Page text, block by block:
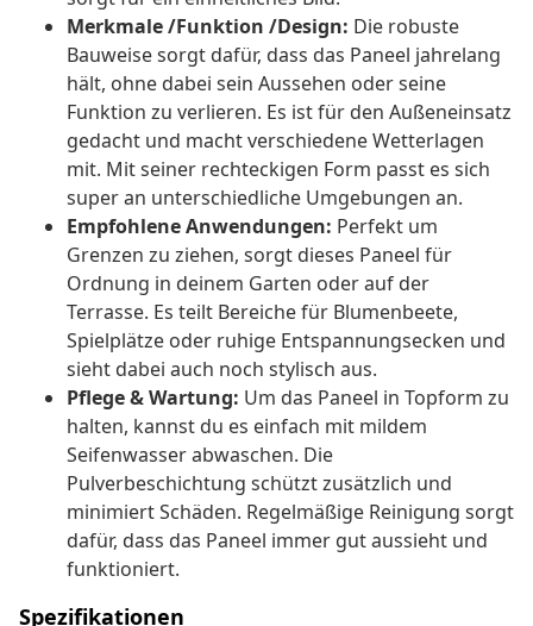
Merkmale /Funktion /Design: Die robuste
Bauweise sorgt dafür, dass das Paneel jahrelang
hält, ohne dabei sein Aussehen oder seine
Funktion zu verlieren. Es ist für den Außeneinsatz
gedacht und macht verschiedene Wetterlagen
mit. Mit seiner rechteckigen Form passt es sich
super an unterschiedliche Umgebungen an.
Empfohlene Anwendungen: Perfekt um
Grenzen zu ziehen, sorgt dieses Paneel für
Ordnung in deinem Garten oder auf der
Terrasse. Es teilt Bereiche für Blumenbeete,
Spielplätze oder ruhige Entspannungsecken und
sieht dabei auch noch stylisch aus.
Pflege & Wartung: Um das Paneel in Topform zu
halten, kannst du es einfach mit mildem
Seifenwasser abwaschen. Die
Pulverbeschichtung schützt zusätzlich und
minimiert Schäden. Regelmäßige Reinigung sorgt
dafür, dass das Paneel immer gut aussieht und
funktioniert.
Spezifikationen